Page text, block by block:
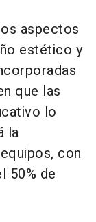
aspectos
estético y
que las
lo
la
con
50% de